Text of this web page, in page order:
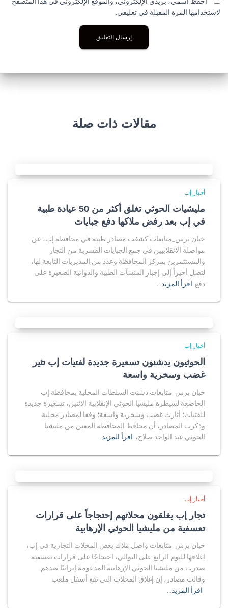
لاستخدامها المرة المقبلة في تعليقي.
مقالات ذات صلة
أخبار إب
مليشيات الحوثي تغلق أكثر من 50 عيادة طبية
في إب بعد رفض ملاكها دفع جبايات
خبان برس_متابعات كشفت مصادر طبية في محافظة إب، عن
مواصلة الانقلابيين في جمع الجبايات القسرية من التجار
والمستثمرين بمركز المحافظة وعدد من المديريات التابعة لها،
لتصل أخيراً إلى إجبار المنشآت الطبية والدوائية الصغيرة على
دفع اقرأ المزيد…
أخبار إب
الحوثيون يدشنون تسعيرة جديدة لفتيات إب تثير
غضب وسخرية واسعة
خبان برس_متابعات دشنت السلطات المحلية بمحافظة إب
الخاضعة لسيطرة مليشيا الحوثي الإنقلابية الاثنين، تسعيرة جديدة
للفتيات؛ أثارت غضب وسخرية واسعة؛ وفقا لمصادر محلية.
وذكرت المصادر، أن محافظ المحافظة المعين من مليشيا
الحوثي عبد الواحد صلاح، اقرأ المزيد…
أخبار إب
تجار إب يغلقون محلاتهم إحتجاجاً على قرارات
تعسفية من مليشيا الحوثي الإرهابية
خبان برس_متابعات واصل ملاك بعض المحلات التجارية في إب،
إغلاقها لليوم الرابع على التوالي، احتجاجًا على قرارات تعسفية
صدرت من مليشيا الحوثي الإرهابية المدعومة إيرانيًا ضدهم.
وقالت مصادر، إن إغلاق المحلات التي تقع أسفل ملعب
اقرأ المزيد…